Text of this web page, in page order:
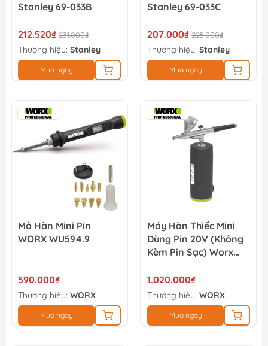
Stanley 69-033B
212.520₫ 231.000₫
Thương hiệu: Stanley
Mua ngay
Stanley 69-033C
207.000₫ 225.000₫
Thương hiệu: Stanley
Mua ngay
Mỏ Hàn Mini Pin
WORX WU594.9
590.000₫
Thương hiệu: WORX
Mua ngay
Máy Hàn Thiếc Mini
Dùng Pin 20V (Không
Kèm Pin Sạc) Worx
1.020.000₫
Thương hiệu: WORX
Mua ngay